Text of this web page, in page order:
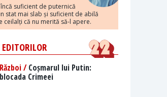
suficient de puternică
stat mai slab și suficient de abilă
ceilalți că nu merită să-l apere.
Război /Coșmarul lui Putin:
blocada Crimeei